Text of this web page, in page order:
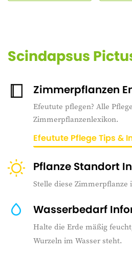
Scindapsus
Zimmerpflanzen
Efeutute pflegen? Alle
Zimmerpflanzenlexikon.
Efeutute Pflege Tips &
Pflanze Standort
Stelle diese Zimmerpflanze
Wasserbedarf
Halte die Erde mäßig
Wurzeln im Wasser steht.